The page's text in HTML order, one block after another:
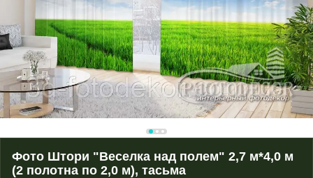
Фото Штори "Веселка над полем" 2,7 м*4,0 м
(2 полотна по 2,0 м), тасьма